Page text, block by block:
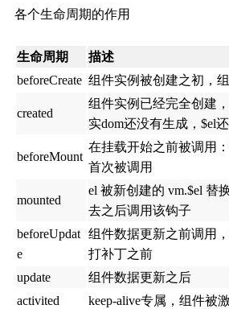
各个生命周期的作用
生命周期
描述
beforeCreate 组件实例被创建之初，
created
组件实例已经完全创建
实dom还没有生成，$el
beforeMount
在挂载开始之前被调用
首次被调用
mounted
el 被新创建的 vm.$el 替
去之后调用该钩子
beforeUpdat
e
组件数据更新之前调用
打补丁之前
update
组件数据更新之后
activited
keep-alive专属，组件被